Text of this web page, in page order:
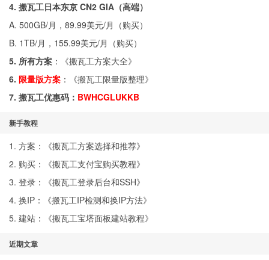
4. 搬瓦工日本东京 CN2 GIA（高端）
A. 500GB/月，89.99美元/月（购买）
B. 1TB/月，155.99美元/月（购买）
5. 所有方案 ：《搬瓦工方案大全》
6. 限量版方案 ：《搬瓦工限量版整理》
7. 搬瓦工优惠码： BWHCGLUKKB
新手教程
1. 方案：《搬瓦工方案选择和推荐》
2. 购买：《搬瓦工支付宝购买教程》
3. 登录：《搬瓦工登录后台和SSH》
4. 换IP：《搬瓦工IP检测和换IP方法》
5. 建站：《搬瓦工宝塔面板建站教程》
近期文章